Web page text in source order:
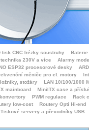
tisk CNC frézky soustruhy
230V a více
Alarmy
ESP32 procesorové desky
měniče pro el. motory
stožáry
LAN 10/100/1000
mainboard
MiniITX case a
PWM regulace Rack
low-cost
Routery Opti Hi-end
Tiskové servery a převodníky USB